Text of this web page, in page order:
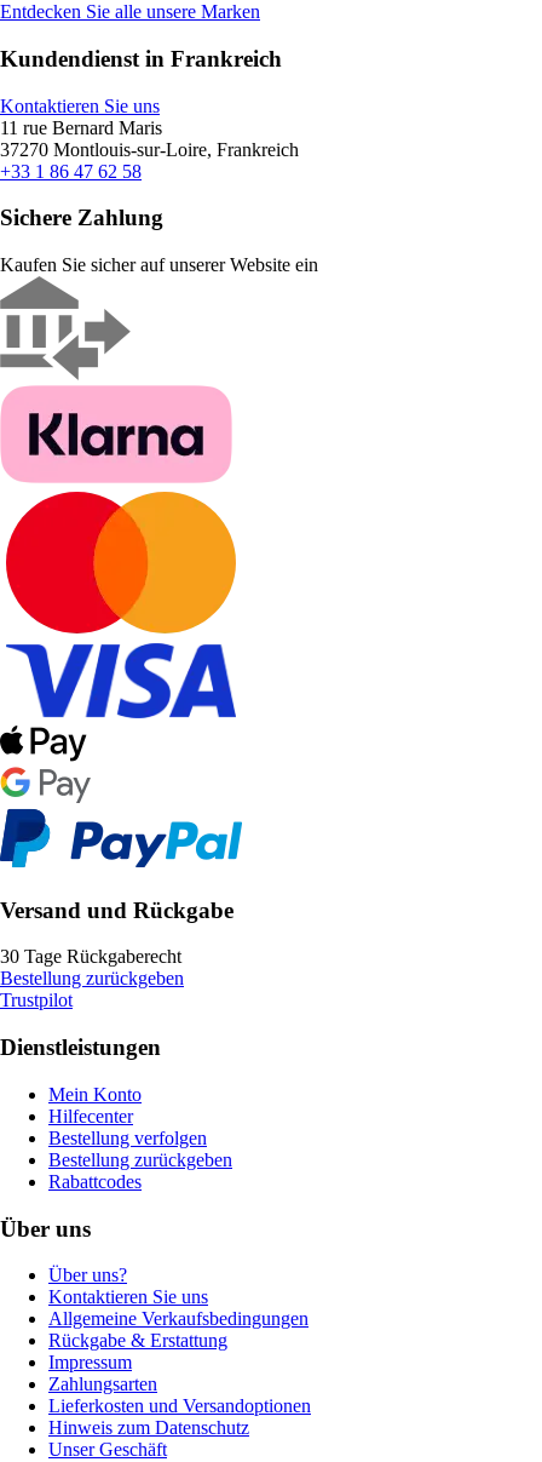
Entdecken Sie alle unsere Marken
Kundendienst in Frankreich
Kontaktieren Sie uns
11 rue Bernard Maris
37270 Montlouis-sur-Loire, Frankreich
+33 1 86 47 62 58
Sichere Zahlung
Kaufen Sie sicher auf unserer Website ein
Versand und Rückgabe
30 Tage Rückgaberecht
Bestellung zurückgeben
Trustpilot
Dienstleistungen
Mein Konto
Hilfecenter
Bestellung verfolgen
Bestellung zurückgeben
Rabattcodes
Über uns
Über uns?
Kontaktieren Sie uns
Allgemeine Verkaufsbedingungen
Rückgabe & Erstattung
Impressum
Zahlungsarten
Lieferkosten und Versandoptionen
Hinweis zum Datenschutz
Unser Geschäft